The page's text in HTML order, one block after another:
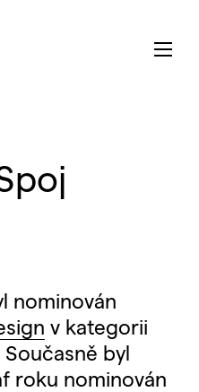
nominován
v kategorii
byl
roku nominován